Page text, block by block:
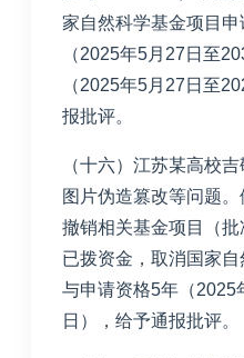
家自然科学基金项目
（2025年5月27日至
（2025年5月27日至
报批评。
（十六）江苏某高校
图片伪造篡改等问题
撤销相关基金项目（
已拨资金，取消国家
与申请资格5年（2025
日），给予通报批评。